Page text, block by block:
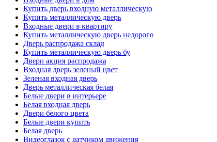
Купить дверь входную металлическую
Купить металлическую дверь
Входные двери в квартиру
Купить металлическую дверь недорого
Дверь распродажа склад
Купить металлическую дверь бу
Двери акция распродажа
Входная дверь зеленый цвет
Зеленая входная дверь
Дверь металлическая белая
Белые двери в интерьере
Белая входная дверь
Двери белого цвета
Белые двери купить
Белая дверь
Видеоглазок с датчиком движения